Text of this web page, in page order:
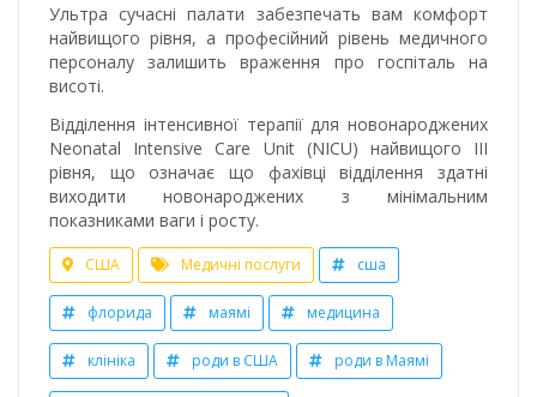
Ультра сучасні палати забезпечать вам комфорт
найвищого рівня, а професійний рівень медичного
персоналу залишить враження про госпіталь на
висоті.
Відділення інтенсивної терапії для новонароджених
Neonatal Intensive Care Unit (NICU) найвищого III
рівня, що означає що фахівці відділення здатні
виходити новонароджених з мінімальним
показниками ваги і росту.
США Медичні послуги сша
флорида маямі медицина
клініка роди в США роди в Маямі